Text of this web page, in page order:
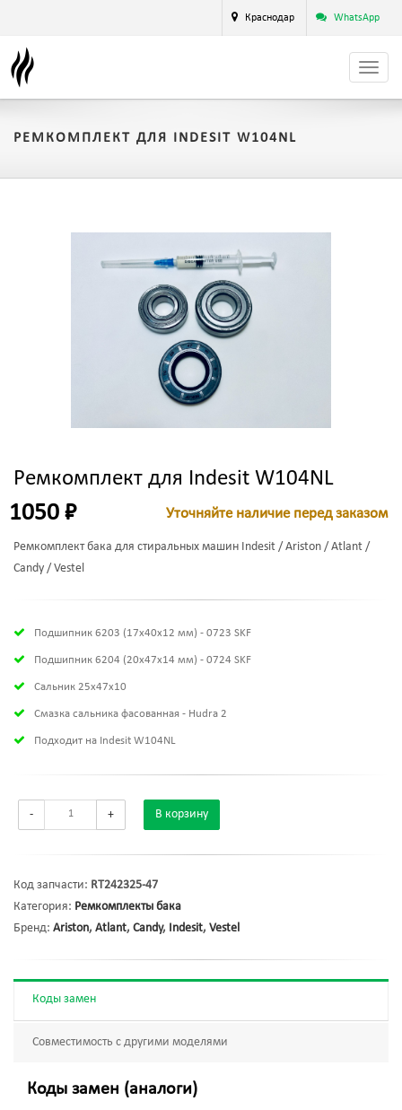
Краснодар WhatsApp
РЕМКОМПЛЕКТ ДЛЯ INDESIT W104NL
Ремкомплект для Indesit W104NL
1050 ₽ Уточняйте наличие перед заказом
Ремкомплект бака для стиральных машин Indesit / Ariston / Atlant /
Candy / Vestel
Подшипник 6203 (17х40х12 мм) - 0723 SKF
Подшипник 6204 (20х47х14 мм) - 0724 SKF
Сальник 25x47x10
Смазка сальника фасованная - Hudra 2
Подходит на Indesit W104NL
- + В корзину
Код запчасти: RT242325-47
Категория: Ремкомплекты бака
Бренд: Ariston, Atlant, Candy, Indesit, Vestel
Коды замен
Совместимость с другими моделями
Коды замен (аналоги)